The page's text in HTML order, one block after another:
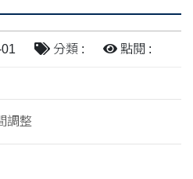
分類 : 點閱 :
調整